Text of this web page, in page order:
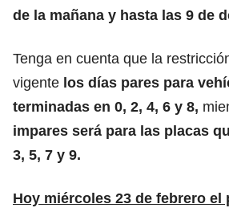
de la mañana y hasta las 9 de
Tenga en cuenta que la
vigente los días pares para
terminadas en 0, 2, 4, 6 y 8,
impares será para las placas
3, 5, 7 y 9.
Hoy miércoles 23 de febrero el